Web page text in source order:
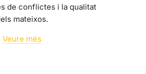
de conflictes i la qualitat
mateixos.
Veure més